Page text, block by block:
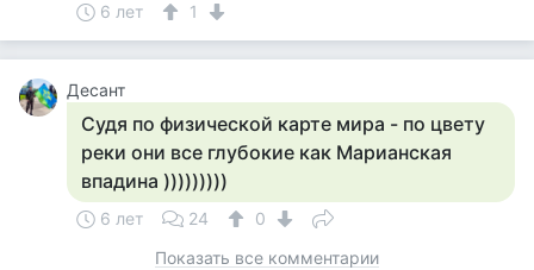
6 лет 1
Десант
Судя по физической карте мира - по цвету
реки они все глубокие как Марианская
впадина )))))))))
6 лет 24
0
Показать все комментарии